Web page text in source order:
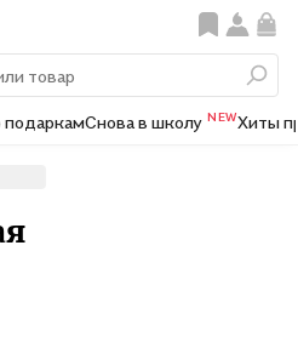
подаркамСнова в школу NEWХиты